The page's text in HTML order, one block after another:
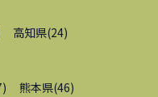
高知県(24)
) 熊本県(46)